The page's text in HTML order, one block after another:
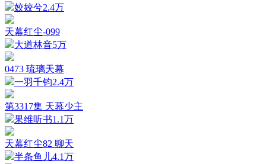
姣姣兮2.4万
天幕红尘-099
大道林音5万
0473 琉璃天幕
一羽千钧2.4万
第3317集 天幕少主
果维听书1.1万
天幕红尘82 聊天
半条鱼儿4.1万